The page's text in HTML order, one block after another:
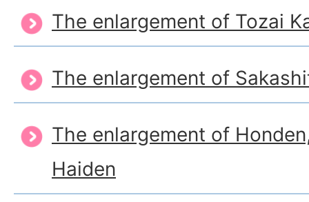
The enlargement of Tozai
The enlargement of
The enlargement of
Haiden